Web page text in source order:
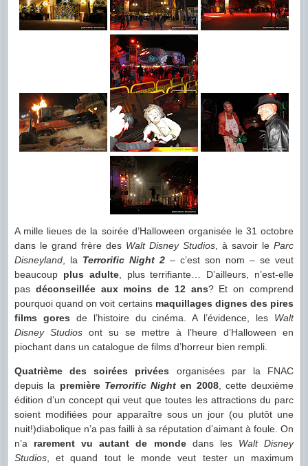
A mille lieues de la soirée d’Halloween organisée le 31 octobre
dans le grand frère des Walt Disney Studios , à savoir le Parc
Disneyland , la Terrorific Night 2 – c’est son nom – se veut
beaucoup plus adulte, plus terrifiante… D’ailleurs, n’est-elle
pas déconseillée aux moins de 12 ans? Et on comprend
pourquoi quand on voit certains maquillages dignes des pires
films gores de l’histoire du cinéma. A l’évidence, les Walt
Disney Studios ont su se mettre à l’heure d’Halloween en
piochant dans un catalogue de films d’horreur bien rempli.
Quatrième des soirées privées organisées par la FNAC
depuis la première Terrorific Night en 2008, cette deuxième
édition d’un concept qui veut que toutes les attractions du parc
soient modifiées pour apparaître sous un jour (ou plutôt une
nuit!)diabolique n’a pas failli à sa réputation d’aimant à foule. On
n’a rarement vu autant de mondedans les Walt Disney
Studios , et quand tout le monde veut tester un maximum